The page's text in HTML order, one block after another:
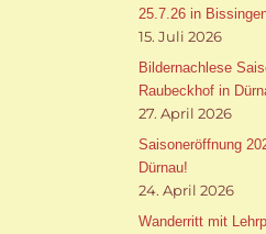
25.7.26 in
15. Juli 2026
Bildernachlese
Raubeckhof in
27. April 2026
Saisoneröffnung
Dürnau!
24. April 2026
Wanderritt mit